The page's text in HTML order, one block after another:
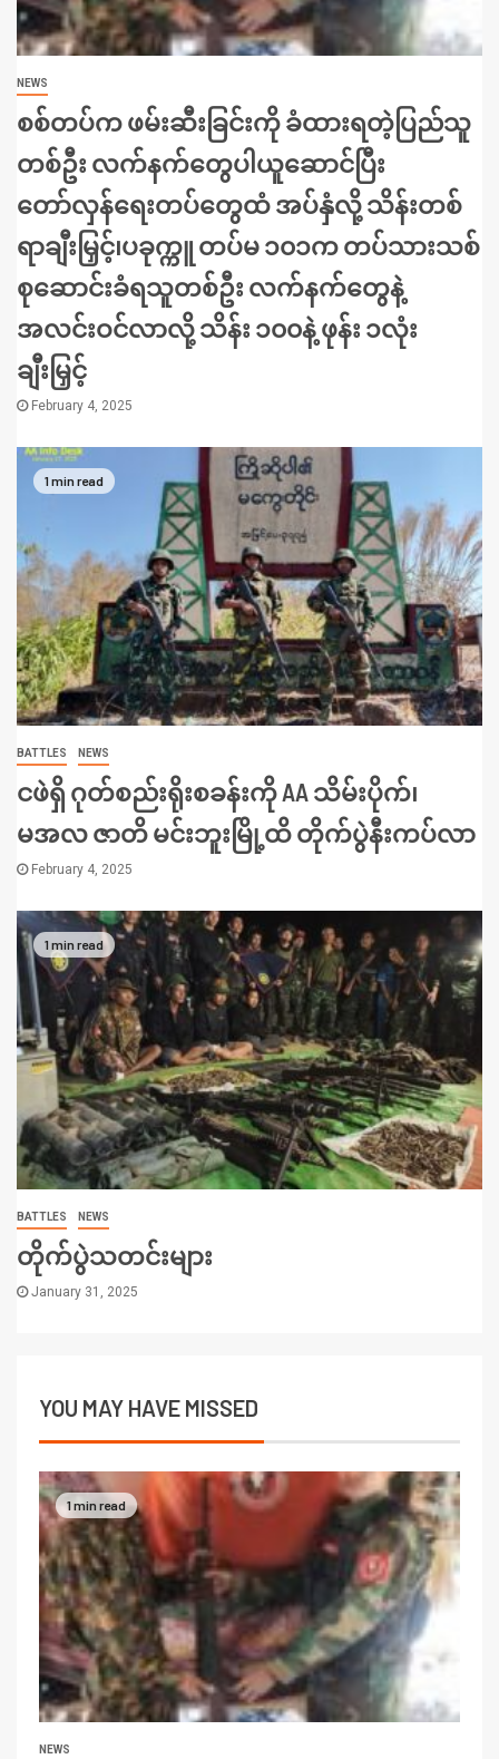
NEWS
စစ်တပ်က ဖမ်းဆီးခြင်းကို ခံထားရတဲ့ပြည်သူ
တစ်ဦး လက်နက်တွေပါယူဆောင်ပြီး
တော်လှန်ရေးတပ်တွေထံ အပ်နှံလို့ သိန်းတစ်
ရာချီးမြှင့်၊ပခုက္ကူ တပ်မ ၁၀၁က တပ်သားသစ်
စုဆောင်းခံရသူတစ်ဦး လက်နက်တွေနဲ့
အလင်းဝင်လာလို့ သိန်း ၁၀၀နဲ့ ဖုန်း ၁လုံး
ချီးမြှင့်
February 4, 2025
1 min read
BATTLES NEWS
ငဖဲရှိ ဂုတ်စည်းရိုးစခန်းကို AA သိမ်းပိုက်၊
မအလ ဇာတိ မင်းဘူးမြို့ထိ တိုက်ပွဲနီးကပ်လာ
February 4, 2025
1 min read
BATTLES NEWS
တိုက်ပွဲသတင်းများ
January 31, 2025
YOU MAY HAVE MISSED
1 min read
NEWS